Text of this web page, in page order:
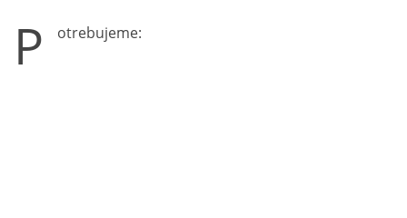
P otrebujeme: